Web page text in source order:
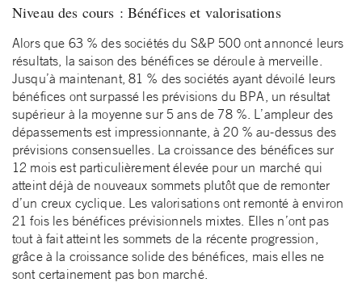
Niveau des cours : Bénéfices et valorisations
Alors que 63 % des sociétés du S&P 500 ont annoncé leurs
résultats, la saison des bénéfices se déroule à merveille.
Jusqu’à maintenant, 81 % des sociétés ayant dévoilé leurs
bénéfices ont surpassé les prévisions du BPA, un résultat
supérieur à la moyenne sur 5 ans de 78 %. L’ampleur des
dépassements est impressionnante, à 20 % au-dessus des
prévisions consensuelles. La croissance des bénéfices sur
12 mois est particulièrement élevée pour un marché qui
atteint déjà de nouveaux sommets plutôt que de remonter
d’un creux cyclique. Les valorisations ont remonté à environ
21 fois les bénéfices prévisionnels mixtes. Elles n’ont pas
tout à fait atteint les sommets de la récente progression,
grâce à la croissance solide des bénéfices, mais elles ne
sont certainement pas bon marché.